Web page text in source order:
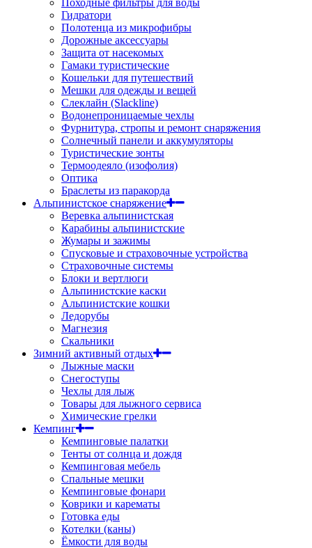
Походные фильтры для воды
Гидратори
Полотенца из микрофибры
Дорожные аксессуары
Защита от насекомых
Гамаки туристические
Кошельки для путешествий
Мешки для одежды и вещей
Слеклайн (Slackline)
Водонепроницаемые чехлы
Фурнитура, стропы и ремонт снаряжения
Солнечный панели и аккумуляторы
Туристические зонты
Термоодеяло (изофолия)
Оптика
Браслеты из паракорда
Альпинистское снаряжение
Веревка альпинистская
Карабины альпинистские
Жумары и зажимы
Спусковые и страховочные устройства
Страховочные системы
Блоки и вертлюги
Альпинистские каски
Альпинистские кошки
Ледорубы
Магнезия
Скальники
Зимний активный отдых
Лыжные маски
Снегоступы
Чехлы для лыж
Товары для лыжного сервиса
Химические грелки
Кемпинг
Кемпинговые палатки
Тенты от солнца и дождя
Кемпинговая мебель
Спальные мешки
Кемпинговые фонари
Коврики и карематы
Готовка еды
Котелки (каны)
Ёмкости для воды